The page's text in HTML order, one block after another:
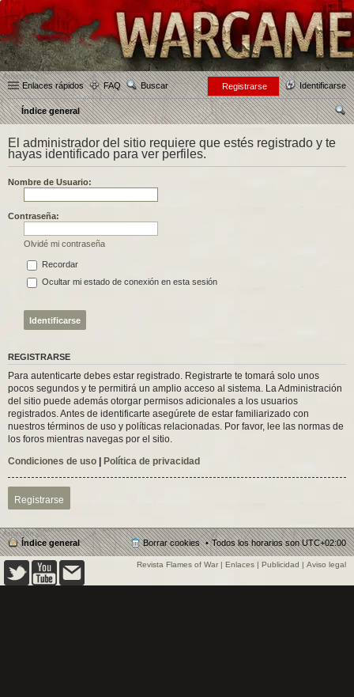
Enlaces rápidos FAQ Buscar Identificarse
Registrarse
Índice general
car
El administrador del sitio requiere que estés registrado y te
hayas identificado para ver perfiles.
Nombre de Usuario:
Contraseña:
Olvidé mi contraseña
Recordar
Ocultar mi estado de conexión en esta sesión
REGISTRARSE
Para autenticarte debes estar registrado. Registrarte te tomará solo unos
pocos segundos y te permitirá un amplio acceso al sistema. La Administración
del sitio puede además otorgar permisos adicionales a los usuarios
registrados. Antes de identificarte asegúrete de estar familiarizado con
nuestros términos de uso y políticas relacionadas. Por favor, lee las normas de
los foros mientras navegas por el sitio.
Condiciones de uso | Política de privacidad
Registrarse
Índice general Todos los horarios sonUTC+02:00
Borrar cookies
Revista Flames of War | Enlaces | Publicidad | Aviso legal